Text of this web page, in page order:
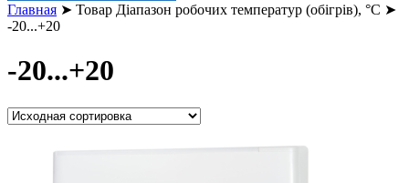
Главная ➤ Товар Діапазон робочих температур (обігрів), °С ➤
-20...+20
-20...+20